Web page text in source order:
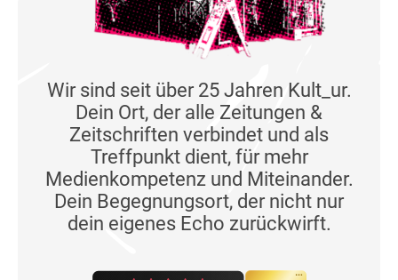
Wir sind seit über 25 Jahren Kult_ur.
Dein Ort, der alle Zeitungen &
Zeitschriften verbindet und als
Treffpunkt dient, für mehr
Medienkompetenz und Miteinander.
Dein Begegnungsort, der nicht nur
dein eigenes Echo zurückwirft.